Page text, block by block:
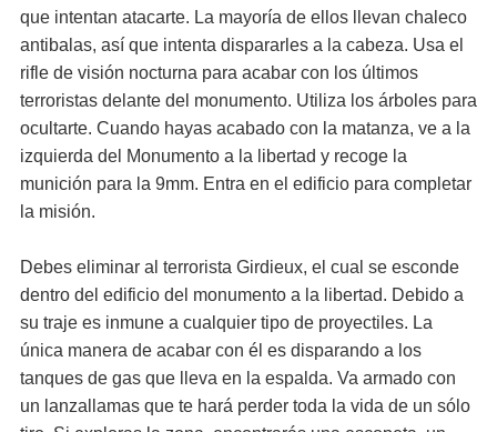
que intentan atacarte. La mayoría de ellos llevan chaleco
antibalas, así que intenta dispararles a la cabeza. Usa el
rifle de visión nocturna para acabar con los últimos
terroristas delante del monumento. Utiliza los árboles para
ocultarte. Cuando hayas acabado con la matanza, ve a la
izquierda del Monumento a la libertad y recoge la
munición para la 9mm. Entra en el edificio para completar
la misión.
Debes eliminar al terrorista Girdieux, el cual se esconde
dentro del edificio del monumento a la libertad. Debido a
su traje es inmune a cualquier tipo de proyectiles. La
única manera de acabar con él es disparando a los
tanques de gas que lleva en la espalda. Va armado con
un lanzallamas que te hará perder toda la vida de un sólo